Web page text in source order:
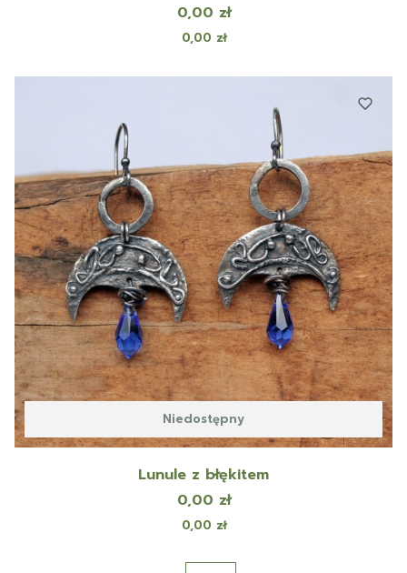
Cena
0,00 zł
Cena
0,00 zł
Niedostępny
Lunule z błękitem
Cena
0,00 zł
Cena
0,00 zł